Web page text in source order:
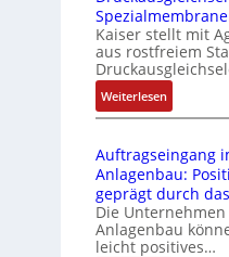
C
l
ä
s
s
s
c
h
f
l
d
u
l
e
b
r
i
n
e
n
4
C
6
2
4
4
3
Z
e
r
t
i
Kaiser stellt mit
aus rostfreiem
Weiterlesen:
D
u
c
k
a
u
Auftragseingang
Anlagenbau:
geprägt durch
Die
Anlagenbau
leicht positives…